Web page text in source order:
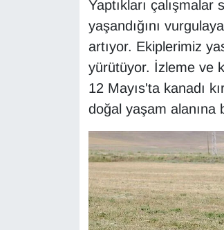
Yaptıkları
yaşandığını
artıyor. Ekiplerimiz
yürütüyor. İzleme ve
12 Mayıs'ta kanadı
doğal yaşam alanına